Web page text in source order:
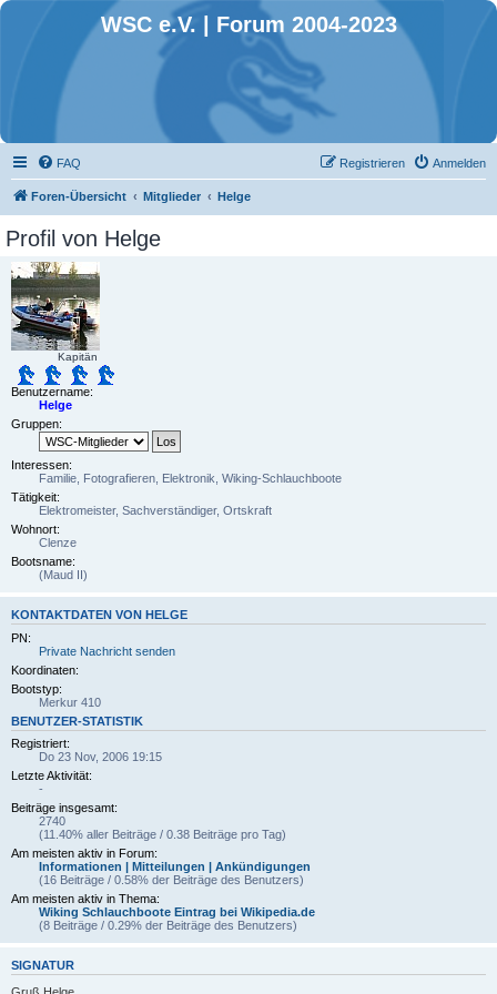
WSC e.V. | Forum 2004-2023
FAQ Anmelden
Registrieren
Foren-Übersicht Mitglieder Helge
Profil von Helge
Kapitän
Benutzername:
Helge
Gruppen:
Interessen:
Familie, Fotografieren, Elektronik, Wiking-Schlauchboote
Tätigkeit:
Elektromeister, Sachverständiger, Ortskraft
Wohnort:
Clenze
Bootsname:
(Maud II)
KONTAKTDATEN VON HELGE
PN:
Private Nachricht senden
Koordinaten:
Bootstyp:
Merkur 410
BENUTZER-STATISTIK
Registriert:
Do 23 Nov, 2006 19:15
Letzte Aktivität:
-
Beiträge insgesamt:
2740
(11.40% aller Beiträge / 0.38 Beiträge pro Tag)
Am meisten aktiv in Forum:
Informationen | Mitteilungen | Ankündigungen
(16 Beiträge / 0.58% der Beiträge des Benutzers)
Am meisten aktiv in Thema:
Wiking Schlauchboote Eintrag bei Wikipedia.de
(8 Beiträge / 0.29% der Beiträge des Benutzers)
SIGNATUR